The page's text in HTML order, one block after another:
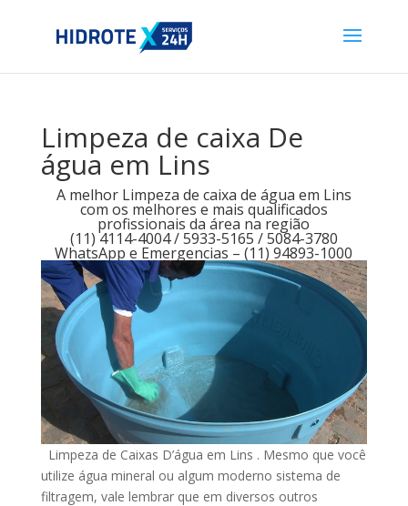
Limpeza de caixa De
água em Lins
A melhor Limpeza de caixa de água em Lins
com os melhores e mais qualificados
profissionais da área na região
(11) 4114-4004 / 5933-5165 / 5084-3780
WhatsApp e Emergencias – (11) 94893-1000
Limpeza de Caixas D’água em Lins . Mesmo que você
utilize água mineral ou algum moderno sistema de
filtragem, vale lembrar que em diversos outros